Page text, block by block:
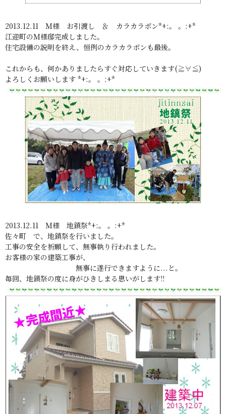
2013.12.11 Ｍ様 お引渡し ＆ カラカラポン*+:。 。:+*
江迎町のＭ様邸完成しました。
住宅設備の説明を終え、恒例のカラカラポンも最後。
これからも、何かありましたらすぐ対応していきます(≧∀≦)
よろしくお願いします *+:。 。:+*
2013.12.11 Ｍ様 地鎮祭*+:。 。:+*
佐々町 で、地鎮祭を行いました。
工事の安全を祈願して、無事執り行われました。
お客様の家の建築工事が、
無事に遂行できますように...と。
毎回、地鎮祭の度に身がひきしまる思いがします!!